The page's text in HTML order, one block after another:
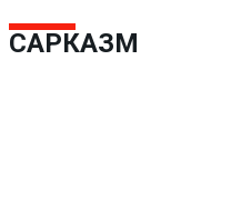
САРКАЗМ